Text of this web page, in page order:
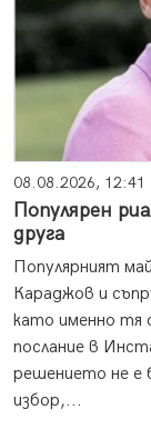
08.08.2026, 12:41
Популярен
друга
Популярният
Караджов и
като именно тя
послание в
решението не е
избор,...